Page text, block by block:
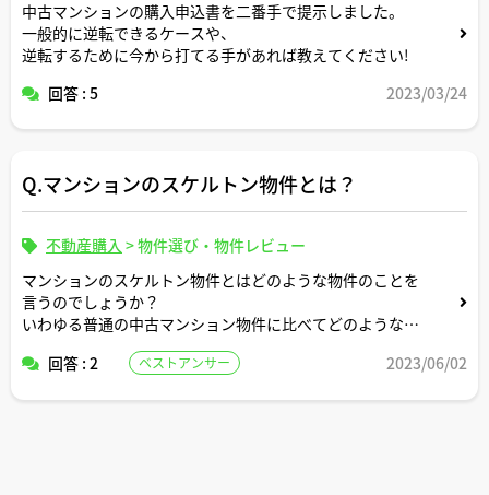
中古マンションの購入申込書を二番手で提示しました。
一般的に逆転できるケースや、
逆転するために今から打てる手があれば教えてください!
回答 : 5
2023/03/24
Q.マンションのスケルトン物件とは？
不動産購入 >物件選び・物件レビュー
マンションのスケルトン物件とはどのような物件のことを
言うのでしょうか？
いわゆる普通の中古マンション物件に比べてどのような購
回答 : 2
ベストアンサー 2023/06/02